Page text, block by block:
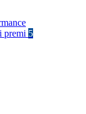
premi 5